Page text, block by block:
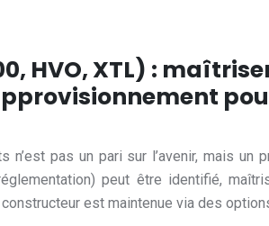
HVO, XTL) :
n’est pas un pari sur l’avenir, mais un
peut être identifié,
est maintenue via des